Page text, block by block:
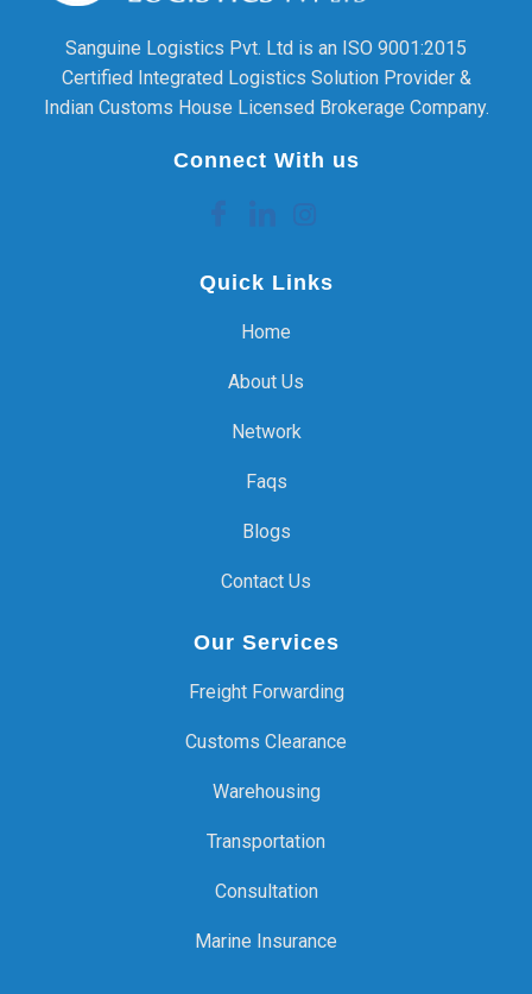
Sanguine Logistics Pvt. Ltd is an ISO 9001:2015
Certified Integrated Logistics Solution Provider &
Indian Customs House Licensed Brokerage Company.
Connect With us
Quick Links
Home
About Us
Network
Faqs
Blogs
Contact Us
Our Services
Freight Forwarding
Customs Clearance
Warehousing
Transportation
Consultation
Marine Insurance